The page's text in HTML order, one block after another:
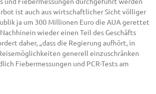
ist auch aus wirtschaftlicher Sicht völliger
ja um 300 Millionen Euro die AUA gerettet
wieder einen Teil des Geschäfts
daher, „dass die Regierung aufhört, in
generell einzuschränken
Fiebermessungen und PCR-Tests am